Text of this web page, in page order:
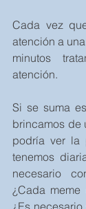
Cada vez
atención a
minutos
atención.
Si se suma
brincamos de
podría ver la
tenemos
necesario
¿Cada